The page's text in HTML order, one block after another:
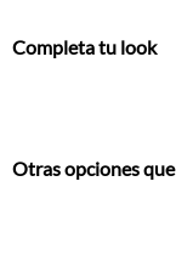
Completa tu look
Otras opciones